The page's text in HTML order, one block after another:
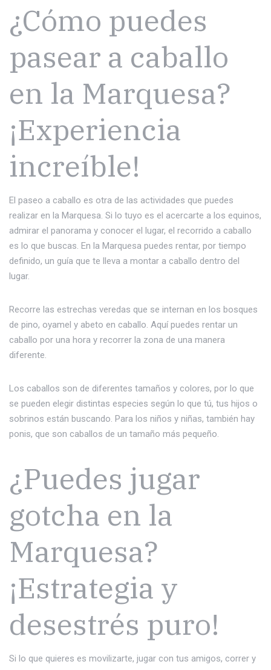
¿Cómo puedes
pasear a caballo
en la Marquesa?
¡Experiencia
increíble!
El paseo a caballo es otra de las actividades que puedes
realizar en la Marquesa. Si lo tuyo es el acercarte a los equinos,
admirar el panorama y conocer el lugar, el recorrido a caballo
es lo que buscas. En la Marquesa puedes rentar, por tiempo
definido, un guía que te lleva a montar a caballo dentro del
lugar.
Recorre las estrechas veredas que se internan en los bosques
de pino, oyamel y abeto en caballo. Aquí puedes rentar un
caballo por una hora y recorrer la zona de una manera
diferente.
Los caballos son de diferentes tamaños y colores, por lo que
se pueden elegir distintas especies según lo que tú, tus hijos o
sobrinos están buscando. Para los niños y niñas, también hay
ponis, que son caballos de un tamaño más pequeño.
¿Puedes jugar
gotcha en la
Marquesa?
¡Estrategia y
desestrés puro!
Si lo que quieres es movilizarte, jugar con tus amigos, correr y